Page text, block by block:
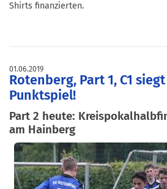
Shirts finanzierten.
01.06.2019
Rotenberg, Part 1, C1
Punktspiel!
Part 2 heute:
am Hainberg